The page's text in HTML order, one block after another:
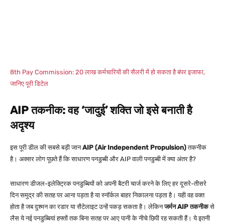
8th Pay Commission: 20 लाख कर्मचारियों की सैलरी में हो सकता है बंपर इजाफा,
जानिए पूरी डिटेल
AIP तकनीक: वह ‘जादुई’ शक्ति जो इसे बनाती है
अदृश्य
इस पूरी डील की सबसे बड़ी जानAIP (Air Independent Propulsion)तकनीक
है। अक्सर लोग पूछते हैं कि साधारण पनडुब्बी और AIP वाली पनडुब्बी में क्या अंतर है?
साधारण डीजल-इलेक्ट्रिक पनडुब्बियों को अपनी बैटरी चार्ज करने के लिए हर दूसरे-तीसरे
दिन समुद्र की सतह पर आना पड़ता है या स्नॉर्कल बाहर निकालना पड़ता है। यही वह वक्त
होता है जब दुश्मन का रडार या सैटेलाइट उन्हें पकड़ सकता है। लेकिनजर्मन AIP तकनीकसे
लैस ये नई पनडुब्बियां हफ्तों तक बिना सतह पर आए पानी के नीचे छिपी रह सकती हैं। ये इतनी